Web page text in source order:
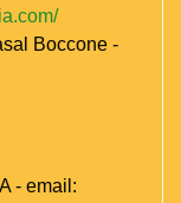
Boccone -
- email: